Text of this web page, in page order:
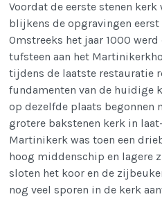
Voordat de eerste stenen
blijkens de opgravingen eerst
Omstreeks het jaar 1000
tufsteen aan het
tijdens de laatste restauratie
fundamenten van de huidige
op dezelfde plaats begonnen
grotere bakstenen kerk in
Martinikerk was toen een
hoog middenschip en lagere
sloten het koor en de
nog veel sporen in de kerk